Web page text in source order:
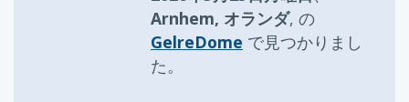
Arnhem, オランダ, の
GelreDome で見つかりまし
た。